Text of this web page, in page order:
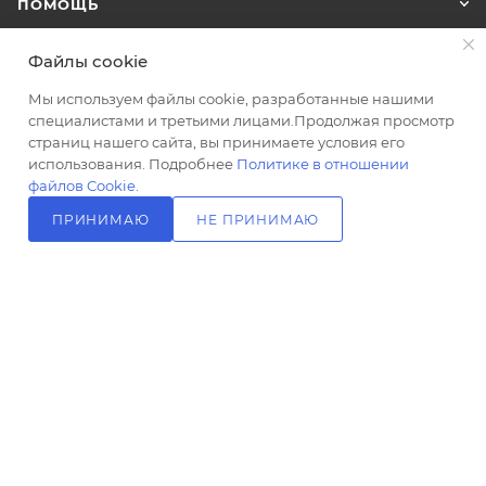
В КОРЗИНУ
hi-tech
черный
Озон_Размер
верхнего
душа, мм
250
см
25
ПОМОЩЬ
ПОДПИСАТЬСЯ НА РАССЫЛКУ
+7 (499) 703-24-24 ЗАКАЗАТЬ ЗВОНОК
info@l-24.ru
125481 г. Москва, ул. Свободы, д.
Файлы cookie
Мы используем файлы cookie, разработанные нашими
специалистами и третьими лицами.Продолжая просмотр
страниц нашего сайта, вы принимаете условия его
использования. Подробнее Политике в отношении
файлов Cookie
ПРИНИМАЮ НЕ ПРИНИМАЮ